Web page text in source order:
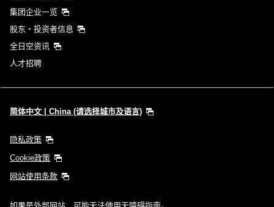
集团企业一览
股东・投资者信息
全日空资讯
人才招聘
简体中文 | China (请选择城市及语言)
隐私政策
Cookie政策
网站使用条款